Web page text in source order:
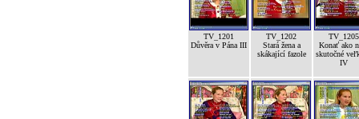
TV_1201
Důvěra v Pána III
TV_1202
Stará žena a
skákající fazole
TV_1205
Konať ako
skutočné
IV